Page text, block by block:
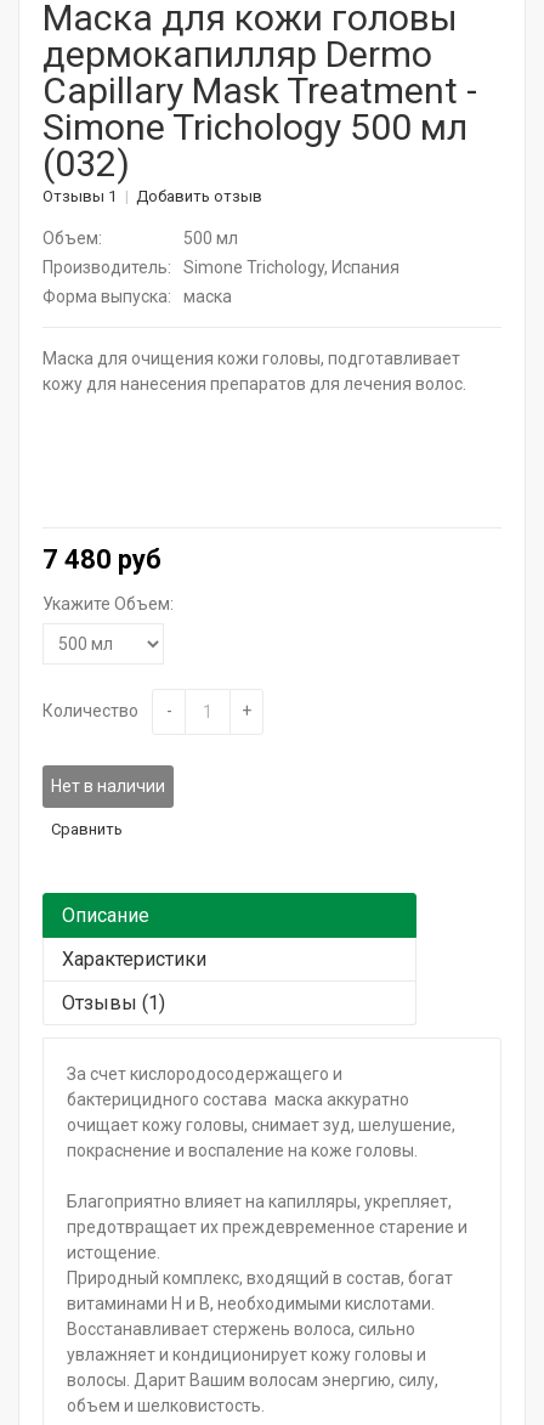
Актуальная косметика для лица и тела
Натуральные растительные средства
Витамины для волос
Дермароллеры
Расчески
Средства для ресниц
SPA - уход для волос
Подарочный сертификат
Маска для кожи головы
дермокапилляр Dermo
Capillary Mask Treatment -
Simone Trichology 500 мл
(032)
Отзывы 1 Добавить отзыв
Объем:
500 мл
Производитель:
Simone Trichology, Испания
Форма выпуска:
маска
Маска для очищения кожи головы, подготавливает
кожу для нанесения препаратов для лечения волос.
7 480 руб
Укажите Объем:
Количество - +
Нет в наличии
Сравнить
Описание
Характеристики
Отзывы (1)
За счет кислородосодержащего и
бактерицидного состава маска аккуратно
очищает кожу головы, снимает зуд, шелушение,
покраснение и воспаление на коже головы.
Благоприятно влияет на капилляры, укрепляет,
предотвращает их преждевременное старение и
истощение.
Природный комплекс, входящий в состав, богат
витаминами H и B, необходимыми кислотами.
Восстанавливает стержень волоса, сильно
увлажняет и кондиционирует кожу головы и
волосы. Дарит Вашим волосам энергию, силу,
объем и шелковистость.